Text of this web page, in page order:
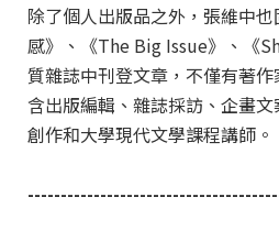
除了個人出版品之外，張維中也
感》、《The Big Issue》、《
質雜誌中刊登文章，不僅有著
含出版編輯、雜誌採訪、企畫
創作和大學現代文學課程講師。